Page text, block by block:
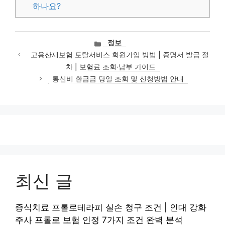
하나요?
카
테
고
리
정보
고용산재보험 토탈서비스 회원가입 방법 | 증명서 발급 절
차 | 보험료 조회·납부 가이드
통신비 환급금 당일 조회 및 신청방법 안내
최신 글
증식치료 프롤로테라피 실손 청구 조건 | 인대 강화
주사 프롤로 보험 인정 7가지 조건 완벽 분석